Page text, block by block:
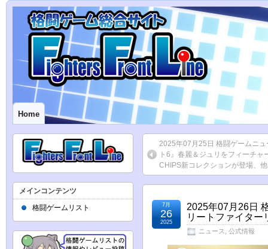
Home
2025年07月25日 格闘ゲームニ
ト6』春麗＆ジュリをフィーチャ
CHIPS新コレクションが登場、他
2025年07月26日
リートファイター
ニュース 公式情報
7月
26
2025
メインコンテンツ
格闘ゲームリスト